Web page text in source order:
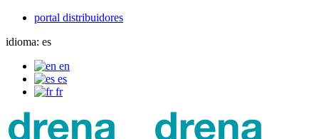
portal distribuidores
idioma: es
en
es
fr